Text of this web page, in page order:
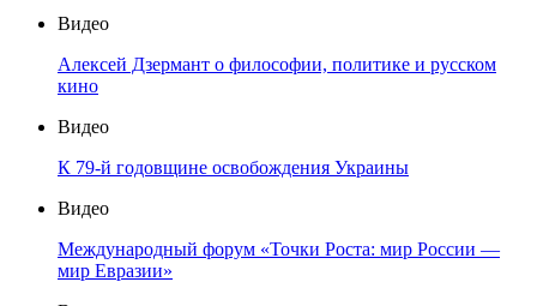
Видео
Алексей Дзермант о философии, политике и русском
кино
Видео
К 79-й годовщине освобождения Украины
Видео
Международный форум «Точки Роста: мир России —
мир Евразии»